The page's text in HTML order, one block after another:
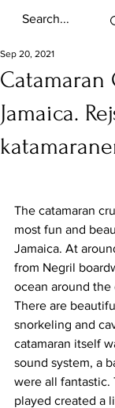
Catamaran
Jamaica.
Sep 20, 2021
The catamaran
most fun and
Jamaica. At
from Negril
ocean around the
There are
snorkeling and
catamaran itself
sound system, a
were all fantastic.
played created a